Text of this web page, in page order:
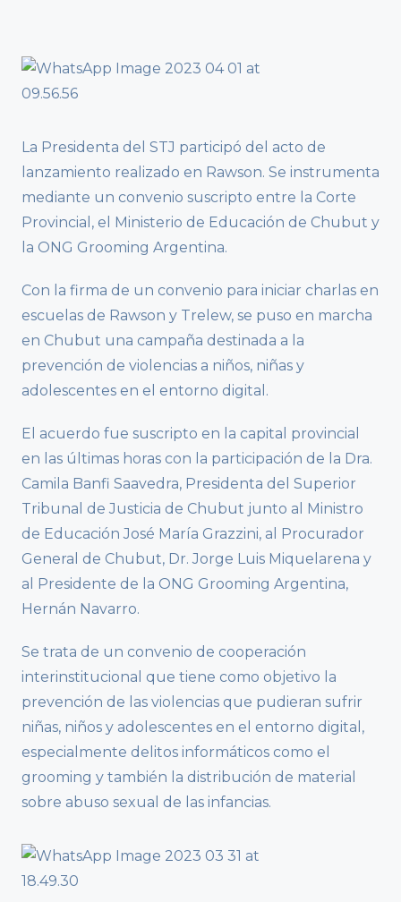
La Presidenta del STJ participó del acto de
lanzamiento realizado en Rawson. Se instrumenta
mediante un convenio suscripto entre la Corte
Provincial, el Ministerio de Educación de Chubut y
la ONG Grooming Argentina.
Con la firma de un convenio para iniciar charlas en
escuelas de Rawson y Trelew, se puso en marcha
en Chubut una campaña destinada a la
prevención de violencias a niños, niñas y
adolescentes en el entorno digital.
El acuerdo fue suscripto en la capital provincial
en las últimas horas con la participación de la Dra.
Camila Banfi Saavedra, Presidenta del Superior
Tribunal de Justicia de Chubut junto al Ministro
de Educación José María Grazzini, al Procurador
General de Chubut, Dr. Jorge Luis Miquelarena y
al Presidente de la ONG Grooming Argentina,
Hernán Navarro.
Se trata de un convenio de cooperación
interinstitucional que tiene como objetivo la
prevención de las violencias que pudieran sufrir
niñas, niños y adolescentes en el entorno digital,
especialmente delitos informáticos como el
grooming y también la distribución de material
sobre abuso sexual de las infancias.